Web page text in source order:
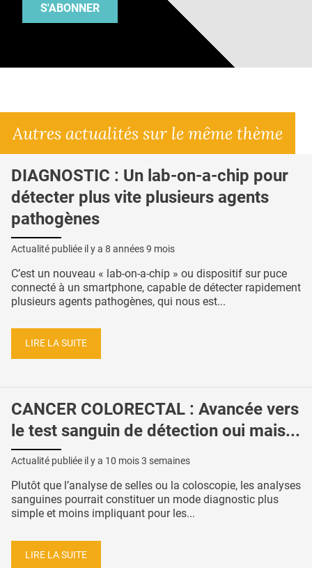
S'ABONNER
Autres actualités sur le même thème
DIAGNOSTIC : Un lab-on-a-chip pour
détecter plus vite plusieurs agents
pathogènes
Actualité publiée il y a 8 années 9 mois
C’est un nouveau « lab-on-a-chip » ou dispositif sur puce
connecté à un smartphone, capable de détecter rapidement
plusieurs agents pathogènes, qui nous est...
LIRE LA SUITE
CANCER COLORECTAL : Avancée vers
le test sanguin de détection oui mais...
Actualité publiée il y a 10 mois 3 semaines
Plutôt que l’analyse de selles ou la coloscopie, les analyses
sanguines pourrait constituer un mode diagnostic plus
simple et moins impliquant pour les...
LIRE LA SUITE